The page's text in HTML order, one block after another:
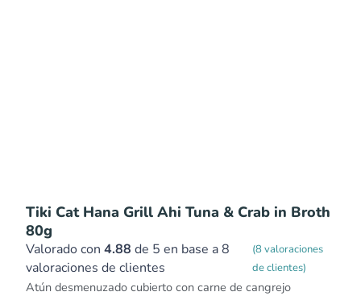
Tiki Cat Hana Grill Ahi Tuna & Crab in Broth
80g
Valorado con 4.88 de 5 en base a8
valoraciones de clientes
(8valoraciones
de clientes)
Atún desmenuzado cubierto con carne de cangrejo